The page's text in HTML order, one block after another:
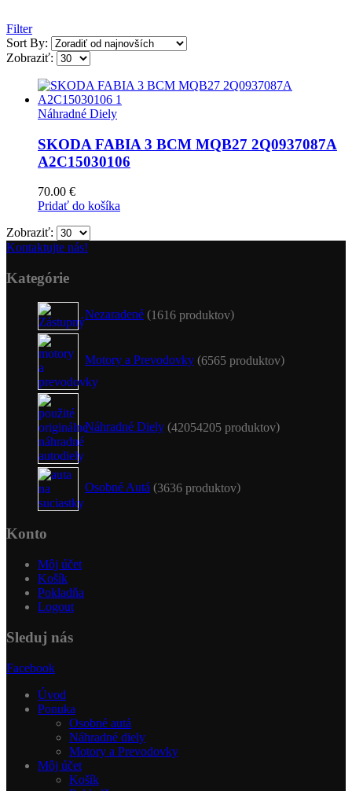
Filter
Sort By:
Zobraziť:
Náhradné Diely
SKODA FABIA 3 BCM MQB27 2Q0937087A
A2C15030106
70.00 €
Pridať do košíka
Zobraziť:
Kontaktujte nás!
Kategórie
Nezaradené 1616 produktov
Motory a Prevodovky 6565 produktov
Náhradné Diely 42054205 produktov
Osobné Autá 3636 produktov
Konto
Môj účet
Košík
Pokladňa
Logout
Sleduj nás
Facebook
Úvod
Ponuka
Osobné autá
Náhradné diely
Motory a Prevodovky
Môj účet
Košík